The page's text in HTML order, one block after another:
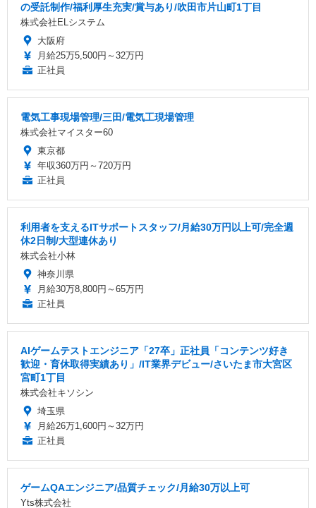
の受託制作/福利厚生充実/賞与あり/吹田市片山町1丁目
株式会社ELシステム
大阪府
月給25万5,500円～32万円
正社員
電気工事現場管理/三田/電気工現場管理
株式会社マイスター60
東京都
年収360万円～720万円
正社員
利用者を支えるITサポートスタッフ/月給30万円以上可/完全週
休2日制/大型連休あり
株式会社小林
神奈川県
月給30万8,800円～65万円
正社員
AIゲームテストエンジニア「27卒」正社員「コンテンツ好き
歓迎・育休取得実績あり」/IT業界デビュー/さいたま市大宮区
宮町1丁目
株式会社キソシン
埼玉県
月給26万1,600円～32万円
正社員
ゲームQAエンジニア/品質チェック/月給30万以上可
Yts株式会社